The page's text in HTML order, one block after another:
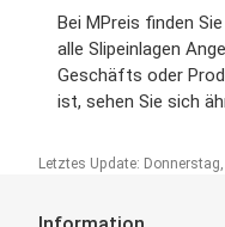
Bei MPreis finden
alle Slipeinlagen
Geschäfts oder
ist, sehen Sie sich
Letztes Update: